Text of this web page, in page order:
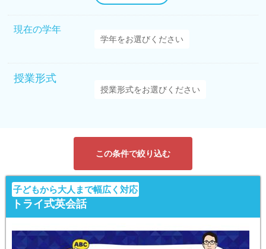
現在の学年
授業形式
この条件で絞り込む
子どもから大人まで幅広く対応
トライ式英会話